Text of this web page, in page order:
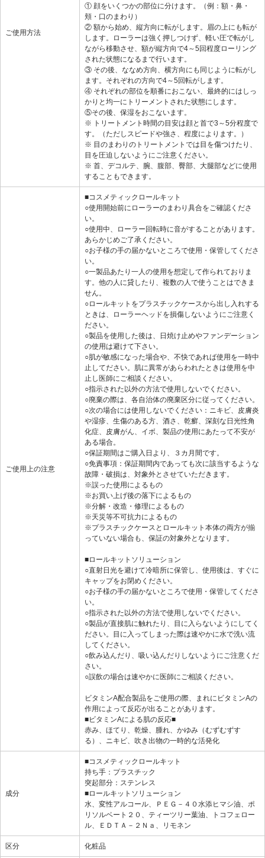
ご使用方法
① 顔をいくつかの部位に分けます。（例：額・鼻・
頬・口のまわり）
② 額から始め、縦方向に転がします。眉の上にも転が
します。ローラーは強く押しつけず、軽い圧で転がし
ながら移動させ、額が縦方向で4～5回程度ローリング
された状態になるまで行います。
③ その後、ななめ方向、横方向にも同じように転がし
ます。それぞれの方向で4～5回転がします。
④ それぞれの部位を順番におこない、最終的にはしっ
かりと均一にトリーメントされた状態にします。
⑤その後、保湿をおこないます。
※ トリートメント時間の目安は顔と首で3～5分程度で
す。（ただしスピードや強さ、程度によります。）
※ 目のまわりのトリートメントでは目を傷つけたり、
目を圧迫しないようにご注意ください。
※ 首、デコルテ、腕、腹部、臀部、大腿部などに使用
することもできます。
ご使用上の注意
■コスメティックロールキット
○使用開始前にローラーのまわり具合をご確認くださ
い。
○使用中、ローラー回転時に音がすることがあります。
あらかじめご了承ください。
○お子様の手の届かないところで使用・保管してくださ
い。
○一製品あたり一人の使用を想定して作られておりま
す。他の人に貸したり、複数の人で使うことはできま
せん。
○ロールキットをプラスチックケースから出し入れする
ときは、ローラーヘッドを損傷しないようにご注意く
ださい。
○製品を使用した後は、日焼け止めやファンデーション
の使用は避けて下さい。
○肌が敏感になった場合や、不快であれば使用を一時中
止してださい。肌に異常があらわれたときは使用を中
止し医師にご相談ください。
○指示された以外の方法で使用しないでください。
○廃棄の際は、各自治体の廃棄区分に従ってください。
○次の場合には使用しないでください：ニキビ、皮膚炎
や湿疹、生傷のある方、酒さ、乾癬、深刻な日光性角
化症、皮膚がん、イボ、製品の使用にあたって不安が
ある場合。
○保証期間はご購入日より、３カ月間です。
○免責事項：保証期間内であっても次に該当するような
故障・破損は、対象外とさせていただきます。
※誤った使用によるもの
※お買い上げ後の落下によるもの
※分解・改造・修理によるもの
※天災等不可抗力によるもの
※プラスチックケースとロールキット本体の両方が揃
っていない場合も、保証の対象外となります。
■ロールキットソリューション
○直射日光を避けて冷暗所に保管し、使用後は、すぐに
キャップをお閉めください。
○お子様の手の届かないところで使用・保管してくださ
い。
○指示された以外の方法で使用しないでください。
○製品が直接肌に触れたり、目に入らないようにしてく
ださい。目に入ってしまった際は速やかに水で洗い流
してください。
○飲み込んだり、吸い込んだりしないようにご注意くだ
さい。
○誤飲の場合は速やかに医師にご相談ください。
ビタミンA配合製品をご使用の際、まれにビタミンAの
作用によって反応が出ることがあります。
■ビタミンAによる肌の反応■
赤み、ほてり、乾燥、腫れ、かゆみ（むずむずす
る）、ニキビ、吹き出物の一時的な活発化
成分
■コスメティックロールキット
持ち手：プラスチック
突起部分：ステンレス
■ロールキットソリューション
水、変性アルコール、ＰＥＧ－４０水添ヒマシ油、ポ
リソルベート２０、ティーツリー葉油、トコフェロー
ル、ＥＤＴＡ－２Ｎａ、リモネン
区分 化粧品